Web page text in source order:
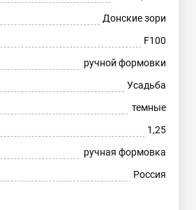
Донские зори
F100
ручной формовки
Усадьба
темные
1,25
ручная формовка
Россия